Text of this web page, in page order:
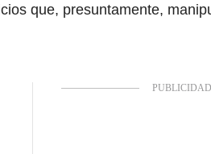
que, presuntamente,